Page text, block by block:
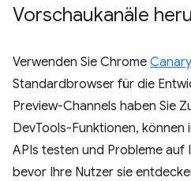
Vorschaukanäle
Verwenden Sie Chrome Canary
Standardbrowser für die
Preview-Channels haben Sie
DevTools-Funktionen,
APIs testen und Probleme auf
bevor Ihre Nutzer sie